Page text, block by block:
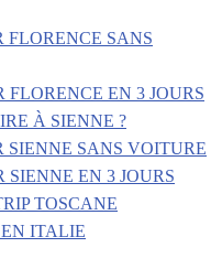
FLORENCE SANS
FLORENCE EN 3 JOURS
À SIENNE ?
SIENNE SANS VOITURE
SIENNE EN 3 JOURS
TOSCANE
ITALIE